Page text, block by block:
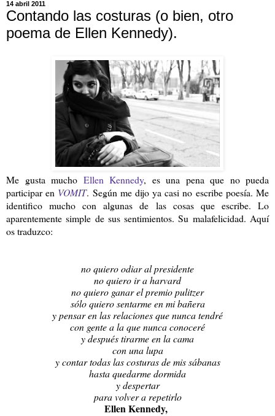
14 abril 2011
Contando las costuras (o bien, otro
poema de Ellen Kennedy).
Me gusta mucho Ellen Kennedy, es una pena que no pueda
participar en VOMIT. Según me dijo ya casi no escribe poesía. Me
identifico mucho con algunas de las cosas que escribe. Lo
aparentemente simple de sus sentimientos. Su malafelicidad. Aquí
os traduzco:
no quiero odiar al presidente
no quiero ir a harvard
no quiero ganar el premio pulitzer
sólo quiero sentarme en mi bañera
y pensar en las relaciones que nunca tendré
con gente a la que nunca conoceré
y después tirarme en la cama
con una lupa
y contar todas las costuras de mis sábanas
hasta quedarme dormida
y despertar
para volver a repetirlo
Ellen Kennedy,